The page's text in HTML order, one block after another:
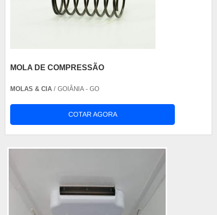
MOLA DE COMPRESSÃO
MOLAS & CIA / GOIÂNIA - GO
COTAR AGORA